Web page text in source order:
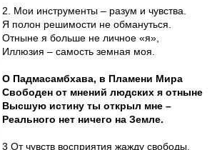
2. Мои инструменты – разум и чувства.
Я полон решимости не обмануться.
Отныне я больше не личное «я»,
Иллюзия – самость земная моя.
О Падмасамбхава, в Пламени Мира
Свободен от мнений людских я отныне
Высшую истину ты открыл мне –
Реального нет ничего на Земле.
3 От чувств восприятия жажду свободы,